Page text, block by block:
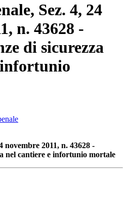
Sez. 4, 24
n. 43628 -
di sicurezza
novembre 2011, n. 43628 -
nel cantiere e infortunio mortale